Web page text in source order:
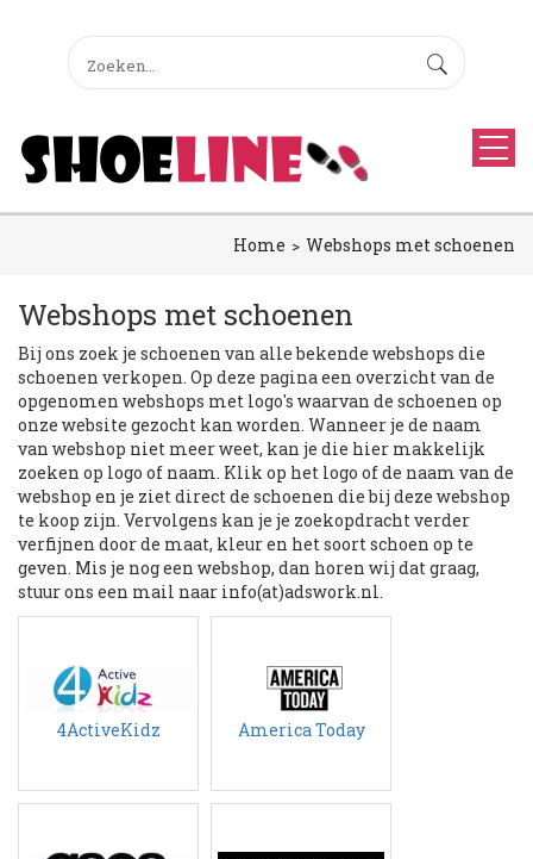
Home Webshops met schoenen
Webshops met schoenen
Bij ons zoek je schoenen van alle bekende webshops die
schoenen verkopen. Op deze pagina een overzicht van de
opgenomen webshops met logo's waarvan de schoenen op
onze website gezocht kan worden. Wanneer je de naam
van webshop niet meer weet, kan je die hier makkelijk
zoeken op logo of naam. Klik op het logo of de naam van de
webshop en je ziet direct de schoenen die bij deze webshop
te koop zijn. Vervolgens kan je je zoekopdracht verder
verfijnen door de maat, kleur en het soort schoen op te
geven. Mis je nog een webshop, dan horen wij dat graag,
stuur ons een mail naar info(at)adswork.nl.
4ActiveKidz America Today